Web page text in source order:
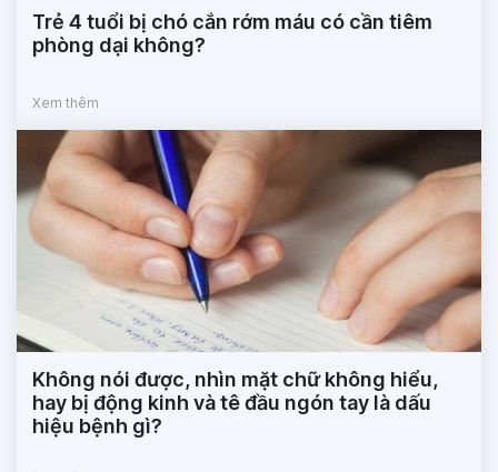
Trẻ 4 tuổi bị chó cắn rớm máu có cần tiêm
phòng dại không?
Xem thêm
Không nói được, nhìn mặt chữ không hiểu,
hay bị động kinh và tê đầu ngón tay là dấu
hiệu bệnh gì?